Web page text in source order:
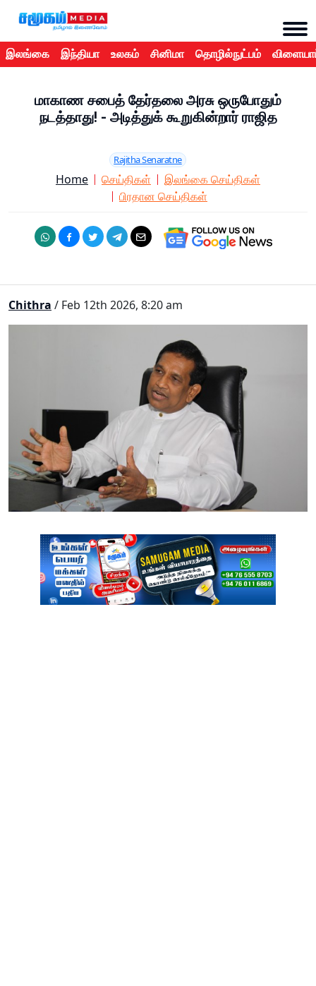
இலங்கை இந்தியா உலகம் சினிமா தொழில்நுட்பம்
மாகாண சபைத் தேர்தலை அரசு ஒருபோதும்
நடத்தாது! - அடித்துக் கூறுகின்றார் ராஜித
Rajitha Senaratne
Home செய்திகள்
இலங்கை செய்திகள்
பிரதான செய்திகள்
Chithra / Feb 12th 2026, 8:20 am